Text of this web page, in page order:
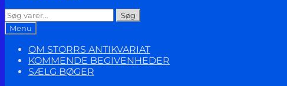
Søg
efter:
Søg
Menu
OM STORRS ANTIKVARIAT
KOMMENDE BEGIVENHEDER
SÆLG BØGER